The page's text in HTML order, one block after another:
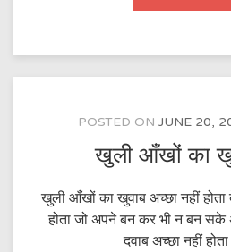
POSTED ON JUNE 20,
खुली आँखों का
खुली आँखों का खुवाब अच्छा नहीं
होता जो अपने बन कर भी न बन सके
दवाब अच्छा नहीं